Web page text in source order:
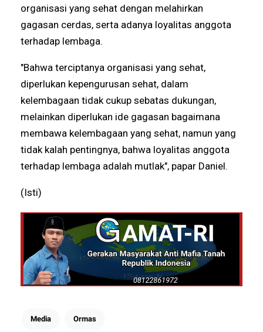
organisasi yang sehat dengan melahirkan
gagasan cerdas, serta adanya loyalitas anggota
terhadap lembaga.
"Bahwa terciptanya organisasi yang sehat,
diperlukan kepengurusan sehat, dalam
kelembagaan tidak cukup sebatas dukungan,
melainkan diperlukan ide gagasan bagaimana
membawa kelembagaan yang sehat, namun yang
tidak kalah pentingnya, bahwa loyalitas anggota
terhadap lembaga adalah mutlak", papar Daniel.
(Isti)
Media Ormas